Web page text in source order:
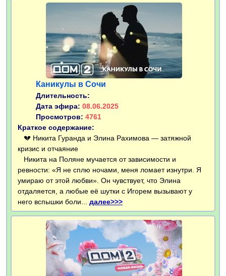
Каникулы в Сочи
Длительность:
Дата эфира: 08.06.2025
Просмотров: 4761
Краткое содержание:
💔 Никита Гуранда и Элина Рахимова — затяжной
кризис и отчаяние
Никита на Поляне мучается от зависимости и
ревности: «Я не сплю ночами, меня ломает изнутри. Я
умираю от этой любви». Он чувствует, что Элина
отдаляется, а любые её шутки с Игорем вызывают у
него вспышки боли... далее>>>